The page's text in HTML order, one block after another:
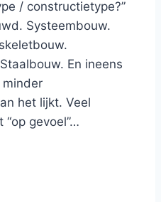
/ constructietype?”
Systeembouw.
En ineens
het lijkt. Veel
gevoel”…